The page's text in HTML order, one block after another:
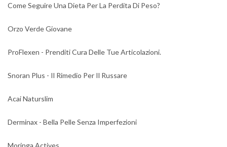
Come Seguire Una Dieta Per La Perdita Di Peso?
Orzo Verde Giovane
ProFlexen - Prenditi Cura Delle Tue Articolazioni.
Snoran Plus - Il Rimedio Per Il Russare
Acai Naturslim
Derminax - Bella Pelle Senza Imperfezioni
Moringa Actives